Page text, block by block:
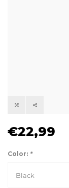
€22,99
Color: *
Black